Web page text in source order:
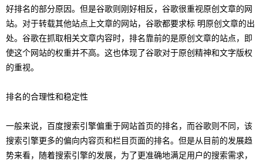
好排名的部分原因。但是谷歌则刚好相反，谷歌很重视原创文章的网
站。对于转载其他站点上文章的网站，谷歌都要求标 明原创文章的出
处。谷歌在抓取相关文章内容时，排名靠前的是原创文章的站点，即
使这个网站的权重并不高。这也体现了谷歌对于原创精神和文字版权
的重视。
排名的合理性和稳定性
一般来说，百度搜索引擎偏重于网站首页的排名，而谷歌则不同，该
搜索引擎更多的偏向内容页和栏目页面的排名。但是从目前的发展趋
势来看，随着搜索引擎的发展，为了更准确地满足用户的搜索需求，